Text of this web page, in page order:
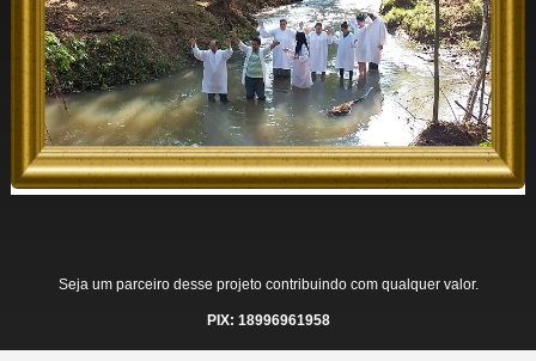
Seja um parceiro desse projeto contribuindo com qualquer valor.
PIX: 18996961958